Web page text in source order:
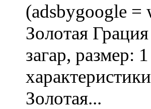
(adsbygoogle
Золотая
загар,
Золотая...